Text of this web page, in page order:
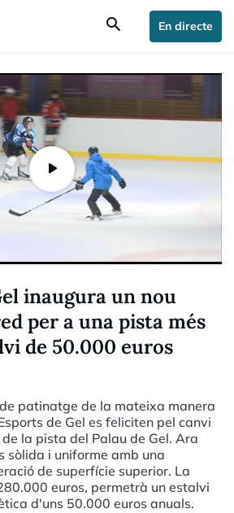
search En directe
inaugura un nou
per a una pista més
de 50.000 euros
patinatge de la mateixa manera
de Gel es feliciten pel canvi
la pista del Palau de Gel. Ara
sòlida i uniforme amb una
de superfície superior. La
euros, permetrà un estalvi
d'uns 50.000 euros anuals.